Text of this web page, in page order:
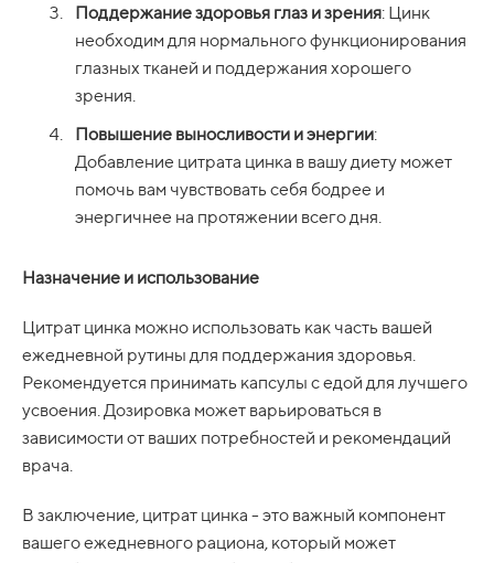
Поддержание здоровья глаз и зрения: Цинк
необходим для нормального функционирования
глазных тканей и поддержания хорошего
зрения.
Повышение выносливости и энергии:
Добавление цитрата цинка в вашу диету может
помочь вам чувствовать себя бодрее и
энергичнее на протяжении всего дня.
Назначение и использование
Цитрат цинка можно использовать как часть вашей
ежедневной рутины для поддержания здоровья.
Рекомендуется принимать капсулы с едой для лучшего
усвоения. Дозировка может варьироваться в
зависимости от ваших потребностей и рекомендаций
врача.
В заключение, цитрат цинка - это важный компонент
вашего ежедневного рациона, который может